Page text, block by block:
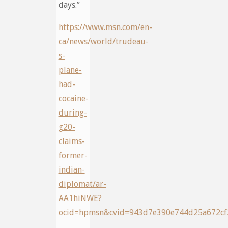
days.”
https://www.msn.com/en-
ca/news/world/trudeau-
s-
plane-
had-
cocaine-
during-
g20-
claims-
former-
indian-
diplomat/ar-
AA1hiNWE?